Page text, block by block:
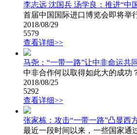
李志远 沈国兵 汤学良：推进“中
首届中国国际进口博览会即将举
2018/08/29
5579
查看详细>>
马尧：“一带一路”让中非命运共
中非合作何以取得如此大的成功
2018/08/25
5292
查看详细>>
张家栋：攻击“一带一路”凸显西
最近一段时间以来，一些国家通